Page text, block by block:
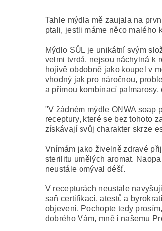
Tahle mýdla mě zaujala na
ptali, jestli máme něco malého
Mýdlo SŮL je unikátní svým
velmi tvrdá, nejsou náchylná k
hojivě obdobně jako koupel v
vhodný jak pro náročnou,
a přímou kombinací palmarosy,
"V žádném mýdle ONWA soap
receptury, které se bez tohoto
získávají svůj charakter skrze
Vnímám jako živelně zdravé
sterilitu umělých aromat.
neustále omýval déšť.
V recepturách neustále
saň certifikací, atestů a
objeveni. Pochopte tedy
dobrého Vám, mně i našemu